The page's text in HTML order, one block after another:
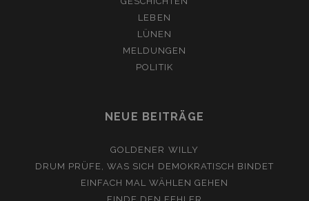
LEBEN
LÜNEN
MELDUNGEN
POLITIK
NEUE BEITRÄGE
GOLDENER WILLY
DRUM PRÜFE, WAS SICH DEMOKRATISCH BINDET
EINFACH MAL WÄHLEN GEHEN